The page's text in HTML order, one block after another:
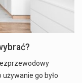
używanie go było